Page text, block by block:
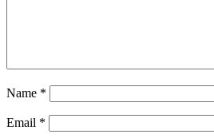
Name *
Email *